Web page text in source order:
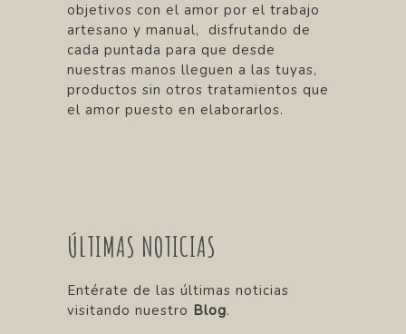
objetivos con el amor por el trabajo
artesano y manual, disfrutando de
cada puntada para que desde
nuestras manos lleguen a las tuyas,
productos sin otros tratamientos que
el amor puesto en elaborarlos.
ÚLTIMAS NOTICIAS
Entérate de las últimas noticias
visitando nuestro Blog.